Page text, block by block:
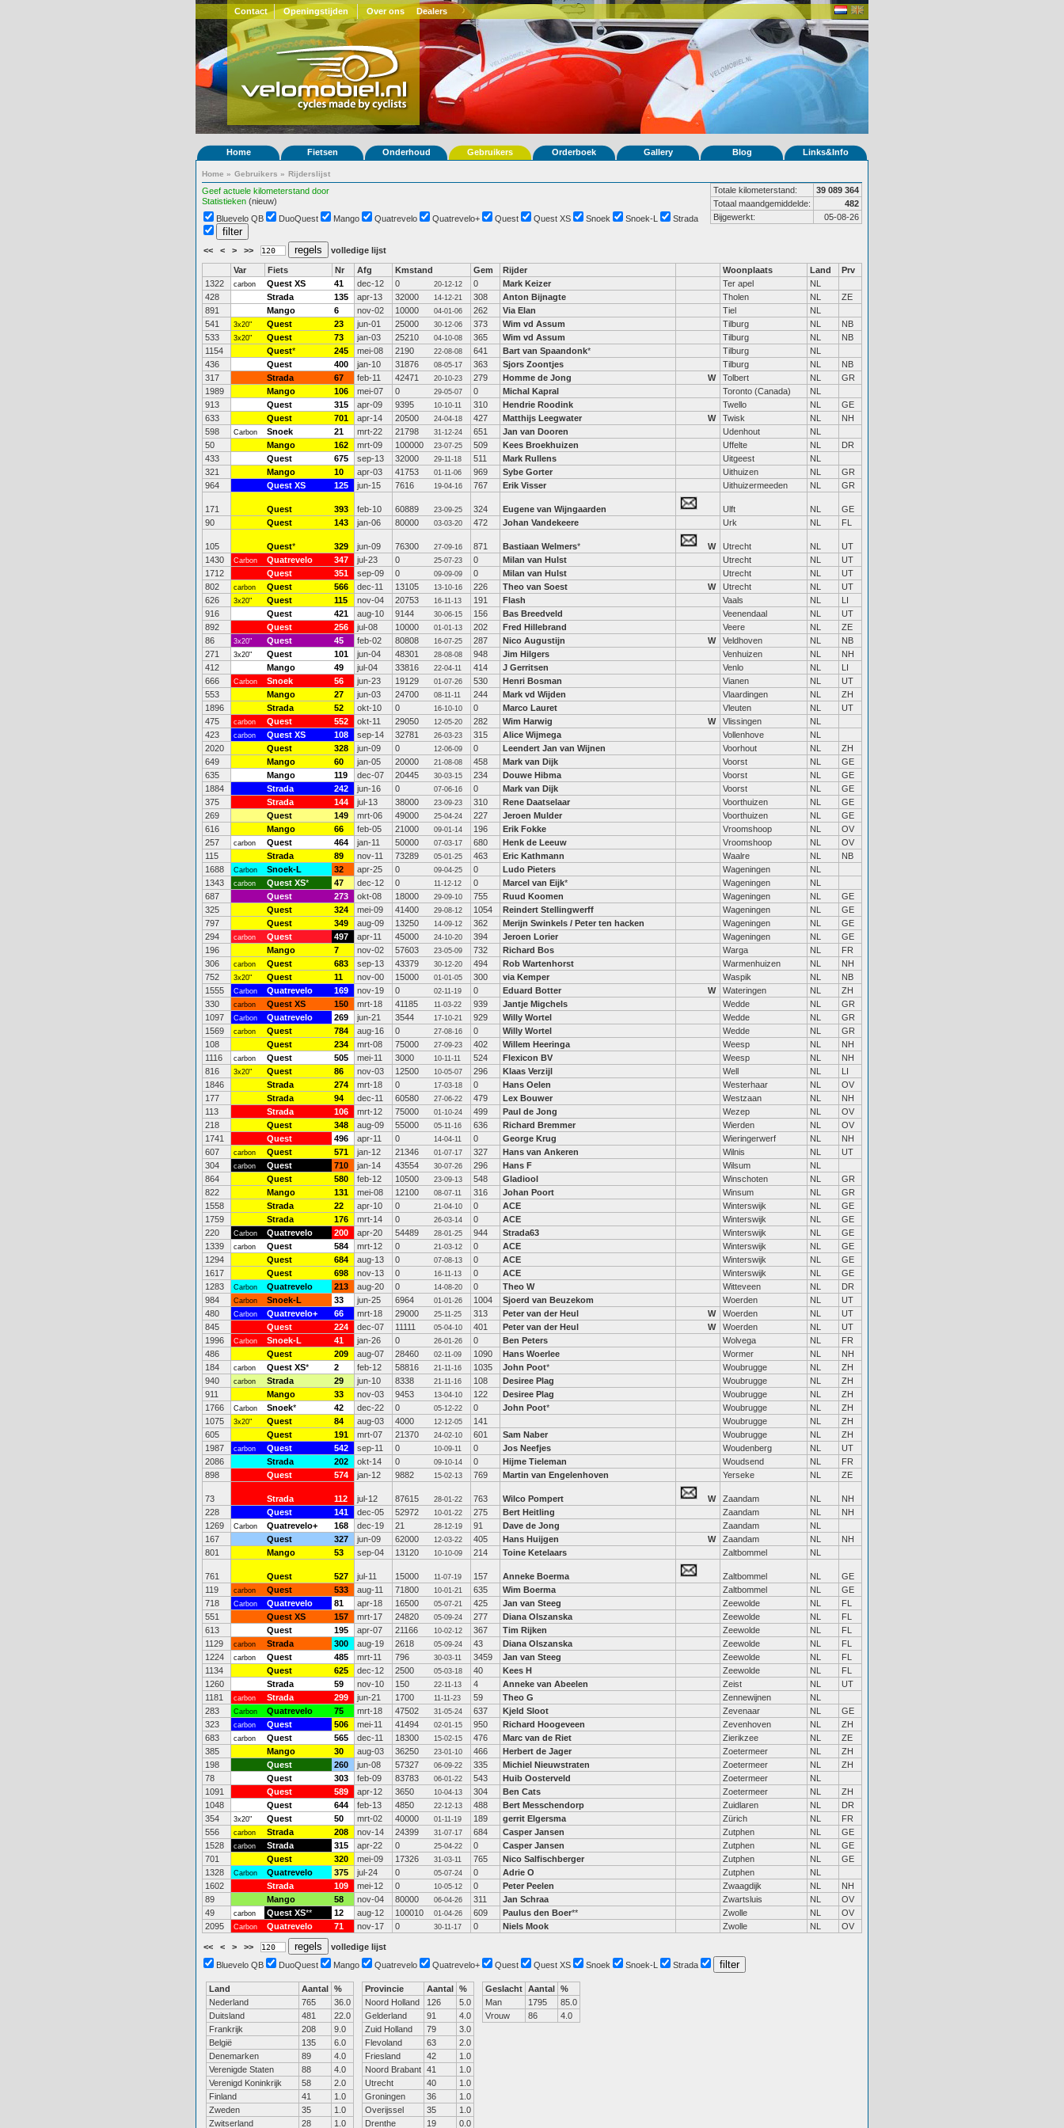
Contact Openingstijden Over ons Dealers
Home Fietsen Onderhoud Gebruikers Orderboek Gallery Blog Links&Info
Home » Gebruikers » Rijderslijst
Geef actuele kilometerstand door
Statistieken (nieuw)
Totale kilometerstand:
39 089 364
Totaal maandgemiddelde:
482
Bijgewerkt:
05-08-26
Bluevelo QB DuoQuest Mango Quatrevelo Quatrevelo+ Quest Quest XS Snoek Snoek-L Strada
<< < > >> volledige lijst
Var Fiets Nr Afg Kmstand Gem Rijder Woonplaats Land
Prv
1322
carbon Quest XS 41 dec-12 0 20-12-12 0 Mark Keizer Ter apel
NL
428
Strada 135 apr-13 32000 14-12-21 308 Anton Bijnagte Tholen NL
ZE
891
Mango 6 nov-02 10000 04-01-06 262 Via Elan Tiel
NL
541
3x20" Quest 23 jun-01 25000 30-12-06 373 Wim vd Assum Tilburg NL
NB
533
3x20" Quest 73 jan-03 25210 04-10-08 365 Wim vd Assum Tilburg NL
NB
1154
Quest* 245 mei-08 2190 22-08-08 641 Bart van Spaandonk* Tilburg
NL
436
Quest 400 jan-10 31876 08-05-17 363 Sjors Zoontjes Tilburg NL
NB
317
Strada 67 feb-11 42471 20-10-23 279 Homme de Jong W Tolbert NL
GR
1989
Mango 106 mei-07 0 29-05-07 0 Michal Kapral Toronto (Canada)
NL
913
Quest 315 apr-09 9395 10-10-11 310 Hendrie Roodink Twello NL
GE
633
Quest 701 apr-14 20500 24-04-18 427 Matthijs Leegwater W Twisk NL
NH
598
Carbon Snoek 21 mrt-22 21798 31-12-24 651 Jan van Dooren Udenhout
NL
50
Mango 162 mrt-09 100000 23-07-25 509 Kees Broekhuizen Uffelte NL
DR
433
Quest 675 sep-13 32000 29-11-18 511 Mark Rullens Uitgeest
NL
321
Mango 10 apr-03 41753 01-11-06 969 Sybe Gorter Uithuizen NL
GR
964
Quest XS 125 jun-15 7616 19-04-16 767 Erik Visser Uithuizermeeden NL GR
171 Quest 393 feb-10 60889 23-09-25 324 Eugene van Wijngaarden Ulft NL
GE
90
Quest 143 jan-06 80000 03-03-20 472 Johan Vandekeere Urk NL FL
105 Quest* 329 jun-09 76300 27-09-16 871 Bastiaan Welmers* W Utrecht NL
UT
1430
Carbon Quatrevelo 347 jul-23 0 25-07-23 0 Milan van Hulst Utrecht NL
UT
1712
Quest 351 sep-09 0 09-09-09 0 Milan van Hulst Utrecht NL
UT
802
carbon Quest 566 dec-11 13105 13-10-16 226 Theo van Soest W Utrecht NL
UT
626
3x20" Quest 115 nov-04 20753 16-11-13 191 Flash Vaals NL
LI
916
Quest 421 aug-10 9144 30-06-15 156 Bas Breedveld Veenendaal NL
UT
892
Quest 256 jul-08 10000 01-01-13 202 Fred Hillebrand Veere NL
ZE
86
3x20" Quest 45 feb-02 80808 16-07-25 287 Nico Augustijn W Veldhoven NL
NB
271
3x20" Quest 101 jun-04 48301 28-08-08 948 Jim Hilgers Venhuizen NL
NH
412
Mango 49 jul-04 33816 22-04-11 414 J Gerritsen Venlo NL
LI
666
Carbon Snoek 56 jun-23 19129 01-07-26 530 Henri Bosman Vianen NL
UT
553
Mango 27 jun-03 24700 08-11-11 244 Mark vd Wijden Vlaardingen NL
ZH
1896
Strada 52 okt-10 0 16-10-10 0 Marco Lauret Vleuten NL
UT
475
carbon Quest 552 okt-11 29050 12-05-20 282 Wim Harwig W Vlissingen
NL
423
carbon Quest XS 108 sep-14 32781 26-03-23 315 Alice Wijmega Vollenhove
NL
2020
Quest 328 jun-09 0 12-06-09 0 Leendert Jan van Wijnen Voorhout NL
ZH
649
Mango 60 jan-05 20000 21-08-08 458 Mark van Dijk Voorst NL
GE
635
Mango 119 dec-07 20445 30-03-15 234 Douwe Hibma Voorst NL
GE
1884
Strada 242 jun-16 0 07-06-16 0 Mark van Dijk Voorst NL
GE
375
Strada 144 jul-13 38000 23-09-23 310 Rene Daatselaar Voorthuizen NL
GE
269
Quest 149 mrt-06 49000 25-04-24 227 Jeroen Mulder Voorthuizen NL
GE
616
Mango 66 feb-05 21000 09-01-14 196 Erik Fokke Vroomshoop NL
OV
257
carbon Quest 464 jan-11 50000 07-03-17 680 Henk de Leeuw Vroomshoop NL
OV
115
Strada 89 nov-11 73289 05-01-25 463 Eric Kathmann Waalre NL
NB
1688
Carbon Snoek-L 32 apr-25 0 09-04-25 0 Ludo Pieters Wageningen
NL
1343
carbon Quest XS* 47 dec-12 0 11-12-12 0 Marcel van Eijk* Wageningen
NL
687
Quest 273 okt-08 18000 29-09-10 755 Ruud Koomen Wageningen NL
GE
325
Quest 324 mei-09 41400 29-08-12 1054 Reindert Stellingwerff Wageningen NL
GE
797
Quest 349 aug-09 13250 14-09-12 362 Merijn Swinkels / Peter ten hacken Wageningen NL
GE
294
carbon Quest 497 apr-11 45000 24-10-20 394 Jeroen Lorier Wageningen NL
GE
196
Mango 7 nov-02 57603 23-05-09 732 Richard Bos Warga NL
FR
306
carbon Quest 683 sep-13 43379 30-12-20 494 Rob Wartenhorst Warmenhuizen NL
NH
752
3x20" Quest 11 nov-00 15000 01-01-05 300 via Kemper Waspik NL
NB
1555
Carbon Quatrevelo 169 nov-19 0 02-11-19 0 Eduard Botter W Wateringen NL
ZH
330
carbon Quest XS 150 mrt-18 41185 11-03-22 939 Jantje Migchels Wedde NL
GR
1097
Carbon Quatrevelo 269 jun-21 3544 17-10-21 929 Willy Wortel Wedde NL
GR
1569
carbon Quest 784 aug-16 0 27-08-16 0 Willy Wortel Wedde NL
GR
108
Quest 234 mrt-08 75000 27-09-23 402 Willem Heeringa Weesp NL
NH
1116
carbon Quest 505 mei-11 3000 10-11-11 524 Flexicon BV Weesp NL
NH
816
3x20" Quest 86 nov-03 12500 10-05-07 296 Klaas Verzijl Well NL
LI
1846
Strada 274 mrt-18 0 17-03-18 0 Hans Oelen Westerhaar NL
OV
177
Strada 94 dec-11 60580 27-06-22 479 Lex Bouwer Westzaan NL
NH
113
Strada 106 mrt-12 75000 01-10-24 499 Paul de Jong Wezep NL
OV
218
Quest 348 aug-09 55000 05-11-16 636 Richard Bremmer Wierden NL
OV
1741
Quest 496 apr-11 0 14-04-11 0 George Krug Wieringerwerf NL
NH
607
carbon Quest 571 jan-12 21346 01-07-17 327 Hans van Ankeren Wilnis NL
UT
304
carbon Quest 710 jan-14 43554 30-07-26 296 Hans F Wilsum
NL
864
Quest 580 feb-12 10500 23-09-13 548 Gladiool Winschoten NL
GR
822
Mango 131 mei-08 12100 08-07-11 316 Johan Poort Winsum NL
GR
1558
Strada 22 apr-10 0 21-04-10 0 ACE Winterswijk NL
GE
1759
Strada 176 mrt-14 0 26-03-14 0 ACE Winterswijk NL
GE
220
Carbon Quatrevelo 200 apr-20 54489 28-01-25 944 Strada63 Winterswijk NL
GE
1339
carbon Quest 584 mrt-12 0 21-03-12 0 ACE Winterswijk NL
GE
1294
Quest 684 aug-13 0 07-08-13 0 ACE Winterswijk NL
GE
1617
Quest 698 nov-13 0 16-11-13 0 ACE Winterswijk NL
GE
1283
Carbon Quatrevelo 213 aug-20 0 14-08-20 0 Theo W Witteveen NL
DR
984
Carbon Snoek-L 33 jun-25 6964 01-01-26 1004 Sjoerd van Beuzekom Woerden NL
UT
480
Carbon Quatrevelo+ 66 mrt-18 29000 25-11-25 313 Peter van der Heul W Woerden NL
UT
845
Quest 224 dec-07 11111 05-04-10 401 Peter van der Heul W Woerden NL
UT
1996
Carbon Snoek-L 41 jan-26 0 26-01-26 0 Ben Peters Wolvega NL
FR
486
Quest 209 aug-07 28460 02-11-09 1090 Hans Woerlee Wormer NL
NH
184
carbon Quest XS* 2 feb-12 58816 21-11-16 1035 John Poot* Woubrugge NL
ZH
940
carbon Strada 29 jun-10 8338 21-11-16 108 Desiree Plag Woubrugge NL
ZH
911
Mango 33 nov-03 9453 13-04-10 122 Desiree Plag Woubrugge NL
ZH
1766
Carbon Snoek* 42 dec-22 0 05-12-22 0 John Poot* Woubrugge NL
ZH
1075
3x20" Quest 84 aug-03 4000 12-12-05 141 Woubrugge NL
ZH
605
Quest 191 mrt-07 21370 24-02-10 601 Sam Naber Woubrugge NL
ZH
1987
carbon Quest 542 sep-11 0 10-09-11 0 Jos Neefjes Woudenberg NL
UT
2086
Strada 202 okt-14 0 09-10-14 0 Hijme Tieleman Woudsend NL
FR
898
Quest 574 jan-12 9882 15-02-13 769 Martin van Engelenhoven Yerseke NL ZE
73 Strada 112 jul-12 87615 28-01-22 763 Wilco Pompert W Zaandam NL
NH
228
Quest 141 dec-05 52972 10-01-22 275 Bert Heitling Zaandam NL
NH
1269
Carbon Quatrevelo+ 168 dec-19 21 28-12-19 91 Dave de Jong Zaandam
NL
167
Quest 327 jun-09 62000 12-03-22 405 Hans Huijgen W Zaandam NL
NH
801
Mango 53 sep-04 13120 10-10-09 214 Toine Ketelaars Zaltbommel NL
761 Quest 527 jul-11 15000 11-07-19 157 Anneke Boerma Zaltbommel NL
GE
119
carbon Quest 533 aug-11 71800 10-01-21 635 Wim Boerma Zaltbommel NL
GE
718
Carbon Quatrevelo 81 apr-18 16500 05-07-21 425 Jan van Steeg Zeewolde NL
FL
551
Quest XS 157 mrt-17 24820 05-09-24 277 Diana Olszanska Zeewolde NL
FL
613
Quest 195 apr-07 21166 10-02-12 367 Tim Rijken Zeewolde NL
FL
1129
carbon Strada 300 aug-19 2618 05-09-24 43 Diana Olszanska Zeewolde NL
FL
1224
carbon Quest 485 mrt-11 796 30-03-11 3459 Jan van Steeg Zeewolde NL
FL
1134
Quest 625 dec-12 2500 05-03-18 40 Kees H Zeewolde NL
FL
1260
Strada 59 nov-10 150 22-11-13 4 Anneke van Abeelen Zeist NL
UT
1181
carbon Strada 299 jun-21 1700 11-11-23 59 Theo G Zennewijnen
NL
283
Carbon Quatrevelo 75 mrt-18 47502 31-05-24 637 Kjeld Sloot Zevenaar NL
GE
323
carbon Quest 506 mei-11 41494 02-01-15 950 Richard Hoogeveen Zevenhoven NL
ZH
683
carbon Quest 565 dec-11 18300 15-02-15 476 Marc van de Riet Zierikzee NL
ZE
385
Mango 30 aug-03 36250 23-01-10 466 Herbert de Jager Zoetermeer NL
ZH
198
Quest 260 jun-08 57327 06-09-22 335 Michiel Nieuwstraten Zoetermeer NL
ZH
78
Quest 303 feb-09 83783 06-01-22 543 Huib Oosterveld Zoetermeer
NL
1091
Quest 589 apr-12 3650 10-04-13 304 Ben Cats Zoetermeer NL
ZH
1048
Quest 644 feb-13 4850 22-12-13 488 Bert Messchendorp Zuidlaren NL
DR
354
3x20" Quest 50 mrt-02 40000 01-11-19 189 gerrit Elgersma Zürich NL
FR
556
carbon Strada 208 nov-14 24399 31-07-17 684 Casper Jansen Zutphen NL
GE
1528
carbon Strada 315 apr-22 0 25-04-22 0 Casper Jansen Zutphen NL
GE
701
Quest 320 mei-09 17326 31-03-11 765 Nico Salfischberger Zutphen NL
GE
1328
Carbon Quatrevelo 375 jul-24 0 05-07-24 0 Adrie O Zutphen
NL
1602
Strada 109 mei-12 0 10-05-12 0 Peter Peelen Zwaagdijk NL
NH
89
Mango 58 nov-04 80000 06-04-26 311 Jan Schraa Zwartsluis NL
OV
49
carbon Quest XS** 12 aug-12 100010 01-04-26 609 Paulus den Boer** Zwolle NL
OV
2095
Carbon Quatrevelo 71 nov-17 0 30-11-17 0 Niels Mook Zwolle NL OV
<< < > >>
volledige lijst
Bluevelo QB
DuoQuest Mango Quatrevelo Quatrevelo+ Quest Quest XS Snoek Snoek-L Strada
Land Aantal %
Nederland
765
36.0
Duitsland
481
22.0
Frankrijk
208
9.0
België
135
6.0
Denemarken
89
4.0
Verenigde Staten
88
4.0
Verenigd Koninkrijk
58
2.0
Finland
41
1.0
Zweden
35
1.0
Zwitserland
28
1.0
Provincie Aantal %
Noord Holland
126
5.0
Gelderland
91
4.0
Zuid Holland
79
3.0
Flevoland
63
2.0
Friesland
42
1.0
Noord Brabant 41
1.0
Utrecht
40
1.0
Groningen
36
1.0
Overijssel
35
1.0
Drenthe
19
0.0
Geslacht Aantal %
Man
1795
85.0
Vrouw
86 4.0